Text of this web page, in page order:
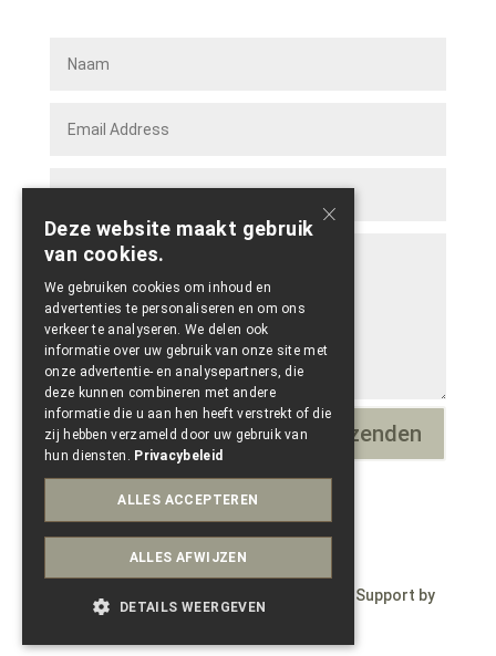
15 + 6= Verzenden
© Copyright 2023 – Wepdzign by Paele – Support by
×
Deze website maakt gebruik
van cookies.
We gebruiken cookies om inhoud en
advertenties te personaliseren en om ons
verkeer te analyseren. We delen ook
informatie over uw gebruik van onze site met
onze advertentie- en analysepartners, die
deze kunnen combineren met andere
informatie die u aan hen heeft verstrekt of die
zij hebben verzameld door uw gebruik van
hun diensten. Privacybeleid
ALLES ACCEPTEREN
ALLES AFWIJZEN
DETAILS WEERGEVEN